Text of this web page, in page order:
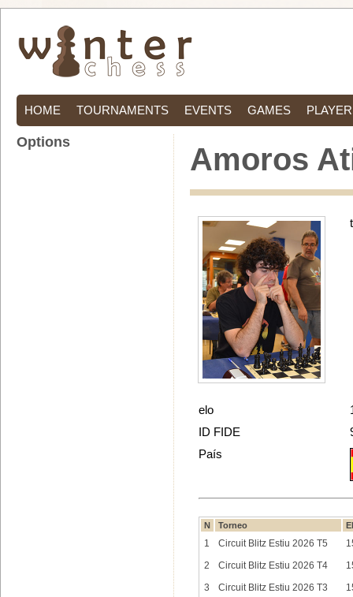
HOME TOURNAMENTS EVENTS GAMES
Amoros
elo
ID FIDE
País
N Torneo
1 Circuit Blitz Estiu 2026 T5
2
Circuit Blitz Estiu 2026 T4
3
Circuit Blitz Estiu 2026 T3
Options